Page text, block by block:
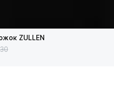
ZULLEN